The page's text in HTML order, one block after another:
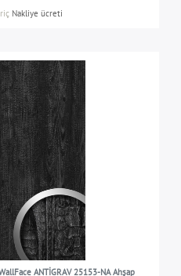
Nakliye ücreti
ANTİGRAV 25153-NA Ahşap